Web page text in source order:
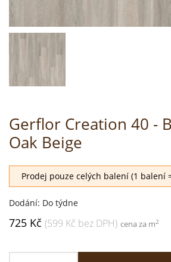
Gerflor Creation 40 -
Oak Beige
Prodej pouze celých balení (1 balení
Dodání: Do týdne
725 Kč (599 Kč bez DPH) cena za m2